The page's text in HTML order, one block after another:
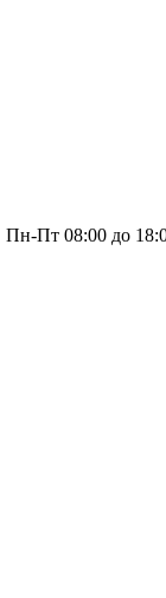
Пн-Пт 08:00 до